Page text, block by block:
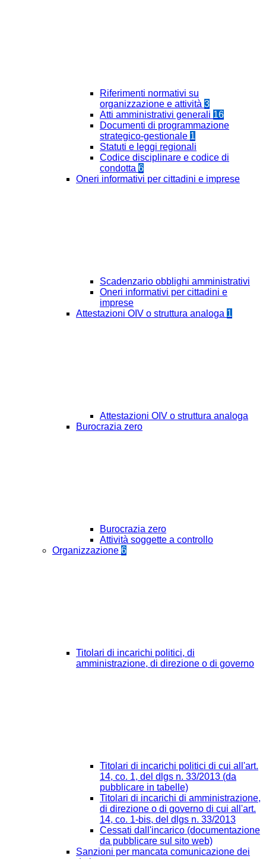
Riferimenti normativi su
organizzazione e attività 3
Atti amministrativi generali 16
Documenti di programmazione
strategico-gestionale 1
Statuti e leggi regionali
Codice disciplinare e codice di
condotta 6
Oneri informativi per cittadini e imprese
Scadenzario obblighi amministrativi
Oneri informativi per cittadini e
imprese
Attestazioni OIV o struttura analoga 1
Attestazioni OIV o struttura analoga
Burocrazia zero
Burocrazia zero
Attività soggette a controllo
Organizzazione 6
Titolari di incarichi politici, di
amministrazione, di direzione o di governo
Titolari di incarichi politici di cui all'art.
14, co. 1, del dlgs n. 33/2013 (da
pubblicare in tabelle)
Titolari di incarichi di amministrazione,
di direzione o di governo di cui all'art.
14, co. 1-bis, del dlgs n. 33/2013
Cessati dall'incarico (documentazione
da pubblicare sul sito web)
Sanzioni per mancata comunicazione dei